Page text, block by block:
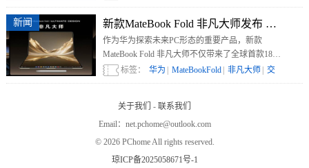
层，推动PC安全体验从数据防护走向视觉安全。
本|
新闻 新款MateBook Fold 非凡大师发布 手写折
作为华为探索未来PC形态的重要产品，新款
MateBook Fold 非凡大师不仅带来了全球首款18英
寸手写折叠屏电脑形态创新，更依托鸿蒙操作系
统、AI能力以及不断完善的生态体系，进一步推
标签： 华为 MateBookFold 非凡大师
交
互体验|
关于我们 - 联系我们
Email：net.pchome@outlook.com
© 2026 PChome All rights reserved.
琼ICP备2025058671号-1